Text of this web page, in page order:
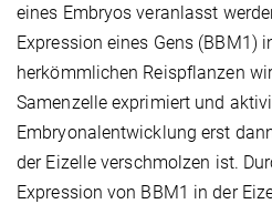
eines Embryos veranlasst
Expression eines Gens (BBM1)
herkömmlichen Reispflanzen
Samenzelle exprimiert und
Embryonalentwicklung erst
der Eizelle verschmolzen ist.
Expression von BBM1 in der